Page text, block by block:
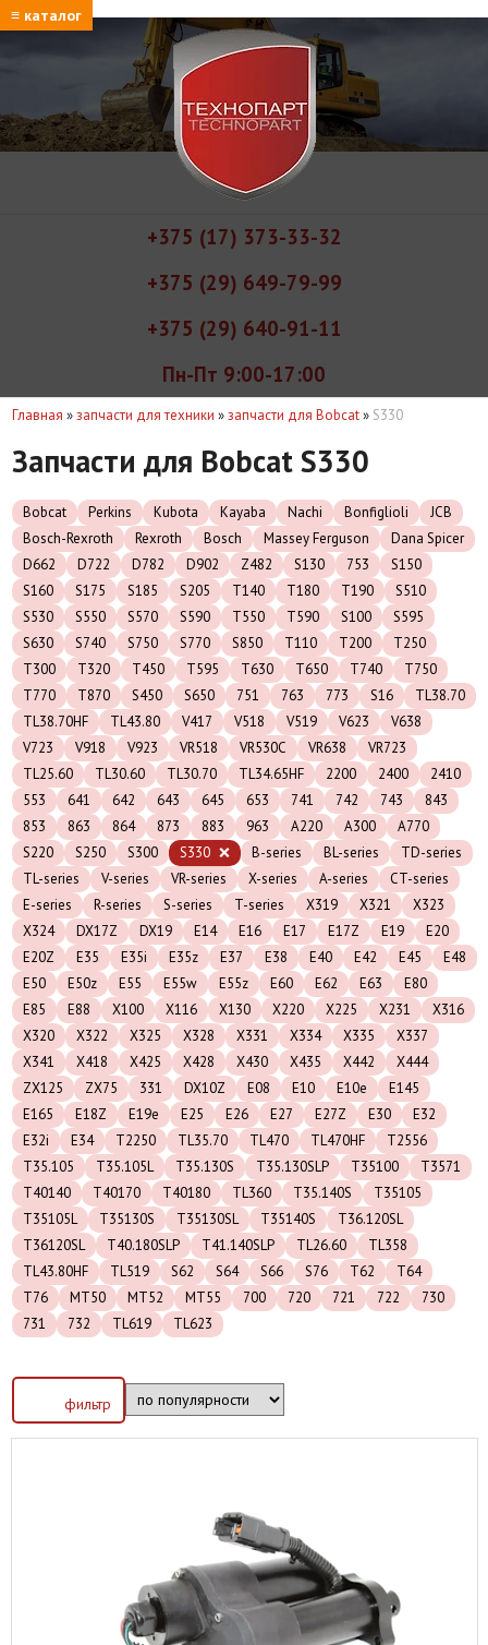
≡ каталог
+375 (17) 373-33-32
+375 (29) 649-79-99
+375 (29) 640-91-11
Пн-Пт 9:00-17:00
Главная »запчасти для техники »запчасти для Bobcat» S330
Запчасти для Bobcat S330
Bobcat Perkins Kubota Kayaba Nachi Bonfiglioli
JCB
Bosch-Rexroth
Rexroth Bosch Massey Ferguson
Dana Spicer
D662
D722 D782 D902 Z482 S130 753
S150
S160
S175 S185 S205 T140 T180 T190
S510
S530
S550 S570 S590 T550 T590 S100
S595
S630
S740 S750 S770 S850 T110 T200
T250
T300
T320 T450 T595 T630 T650 T740
T750
T770
T870 S450 S650 751 763 773 S16
TL38.70
TL38.70HF
TL43.80 V417 V518 V519 V623
V638
V723
V918 V923 VR518 VR530C VR638
VR723
TL25.60
TL30.60 TL30.70 TL34.65HF 2200 2400
2410
553
641 642 643 645 653 741 742 743
843
853
863 864 873 883 963 A220 A300
A770
S220
S250 S300 S330 B-series BL-series
TD-series
TL-series
V-series VR-series X-series A-series
CT-series
E-series
R-series S-series T-series X319 X321
X323
X324
DX17Z DX19 E14 E16 E17 E17Z E19
E20
E20Z
E35 E35i E35z E37 E38 E40 E42 E45
E48
E50
E50z E55 E55w E55z E60 E62 E63
E80
E85
E88 X100 X116 X130 X220 X225 X231
X316
X320
X322 X325 X328 X331 X334 X335
X337
X341
X418 X425 X428 X430 X435 X442
X444
ZX125
ZX75 331 DX10Z E08 E10 E10e
E145
E165
E18Z E19e E25 E26 E27 E27Z E30
E32
E32i
E34 T2250 TL35.70 TL470 TL470HF
T2556
T35.105
T35.105L T35.130S T35.130SLP T35100
T3571
T40140
T40170 T40180 TL360 T35.140S
T35105
T35105L
T35130S T35130SL T35140S
T36.120SL
T36120SL
T40.180SLP T41.140SLP TL26.60
TL358
TL43.80HF
TL519 S62 S64 S66 S76 T62
T64
T76
MT50 MT52 MT55 700 720 721 722
730
731
732 TL619 TL623
фильтр